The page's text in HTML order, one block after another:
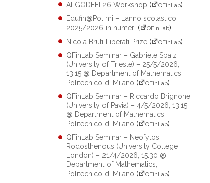
ALGODEFI 26 Workshop ( QFinLab)
Edufin@Polimi – L’anno scolastico
2025/2026 in numeri ( QFinLab)
Nicola Bruti Liberati Prize ( QFinLab)
QFinLab Seminar – Gabriele Sbaiz
(University of Trieste) – 25/5/2026,
13:15 @ Department of Mathematics,
Politecnico di Milano ( QFinLab)
QFinLab Seminar – Riccardo Brignone
(University of Pavia) – 4/5/2026, 13:15
@ Department of Mathematics,
Politecnico di Milano ( QFinLab)
QFinLab Seminar – Neofytos
Rodosthenous (University College
London) – 21/4/2026, 15:30 @
Department of Mathematics,
Politecnico di Milano ( QFinLab)